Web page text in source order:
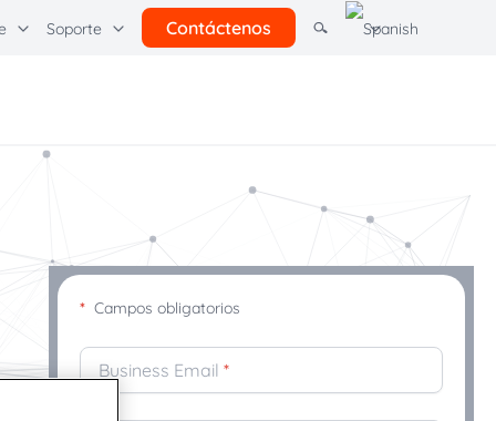
Soporte Contáctenos
Comunicación con los clientes
* Campos obligatorios
Business Email *